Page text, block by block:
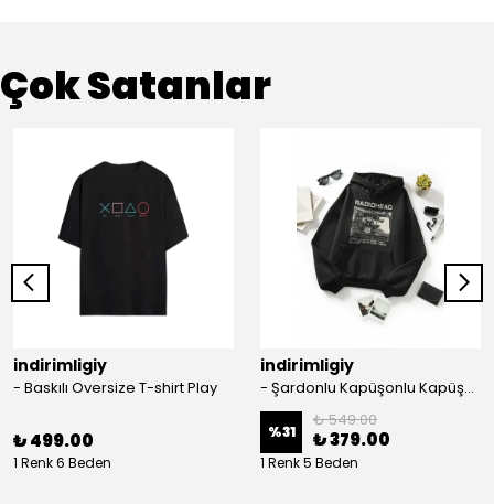
Çok Satanlar
indirimligiy
- Baskılı Oversize T-shirt Play
₺ 499.00
1 Renk 6 Beden
indirimligiy
- Şardonlu Kapüşonlu Kapüşonlu Kanguru Cep Oversize Lastik Paça Sweatshirt Takimi
%31
₺ 549.00
₺ 379.00
1 Renk 5 Beden